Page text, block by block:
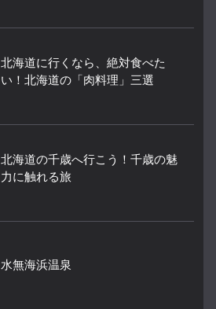
北海道に行くなら、絶対食べた
い！北海道の「肉料理」三選
北海道の千歳へ行こう！千歳の魅
力に触れる旅
水無海浜温泉